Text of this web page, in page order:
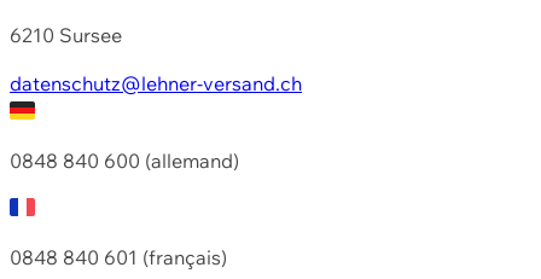
6210 Sursee
datenschutz@lehner-versand.ch
0848 840 600 (allemand)
0848 840 601 (français)